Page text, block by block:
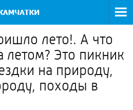
лето!. А что
летом? Это пикник
на природу,
походы в